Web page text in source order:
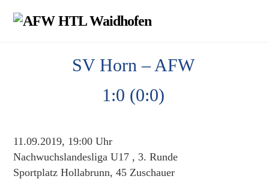
SV Horn – AFW
1:0 (0:0)
11.09.2019, 19:00 Uhr
Nachwuchslandesliga U17 , 3. Runde
Sportplatz Hollabrunn, 45 Zuschauer